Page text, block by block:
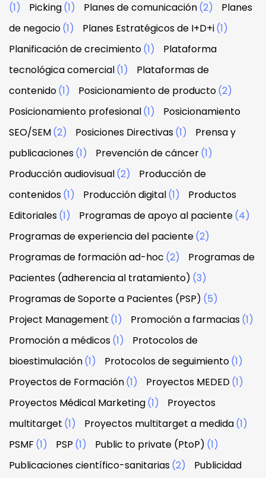
(1)
Picking(1) Planes de comunicación(2)
Planes
de negocio(1) Planes Estratégicos de I+D+i(1)
Planificación de crecimiento(1)
Plataforma
tecnológica comercial(1)
Plataformas de
contenido(1) Posicionamiento de producto(2)
Posicionamiento profesional(1)
Posicionamiento
SEO/SEM(2) Posiciones Directivas(1)
Prensa y
publicaciones(1) Prevención de cáncer(1)
Producción audiovisual(2)
Producción de
contenidos(1) Producción digital(1)
Productos
Editoriales(1) Programas de apoyo al paciente(4)
Programas de experiencia del paciente(2)
Programas de formación ad-hoc (2)
Programas de
Pacientes (adherencia al tratamiento) (3)
Programas de Soporte a Pacientes (PSP) (5)
Project Management (1) Promoción a farmacias(1)
Promoción a médicos(1)
Protocolos de
bioestimulación(1) Protocolos de seguimiento(1)
Proyectos de Formación(1) Proyectos MEDED(1)
Proyectos Médical Marketing(1)
Proyectos
multitarget (1) Proyectos multitarget a medida(1)
PSMF (1) PSP (1) Public to private (PtoP) (1)
Publicaciones científico-sanitarias(2) Publicidad